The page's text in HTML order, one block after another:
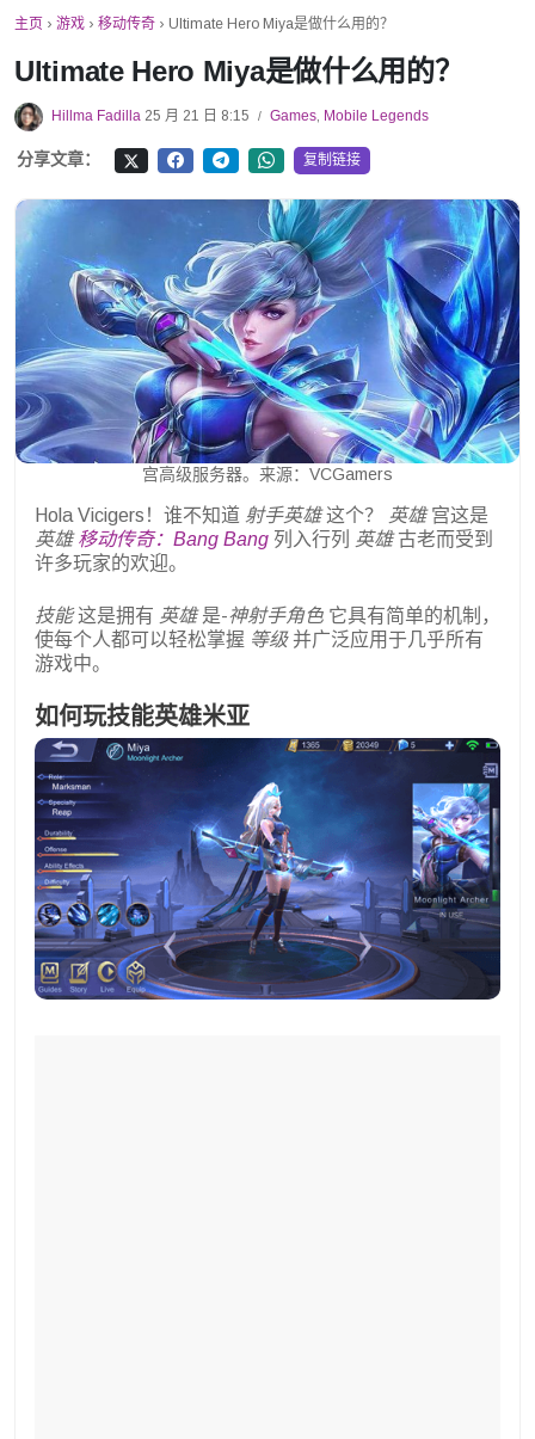
主页 › 游戏 › 移动传奇 › Ultimate Hero Miya是做什么用的？
Ultimate Hero Miya是做什么用的？
Hillma Fadilla 25 月 21 日 8:15 / Games, Mobile Legends
分享文章： 复制链接
宫高级服务器。来源：VCGamers
Hola Vicigers！谁不知道 射手英雄这个？ 英雄宫这是
英雄移动传奇：Bang Bang 列入行列 英雄古老而受到
许多玩家的欢迎。
技能这是拥有 英雄是-神射手角色 它具有简单的机制，
使每个人都可以轻松掌握 等级并广泛应用于几乎所有
游戏中。
如何玩技能英雄米亚